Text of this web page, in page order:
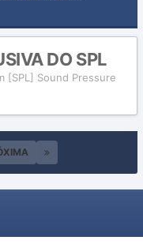
DO SPL
[SPL] Sound Pressure